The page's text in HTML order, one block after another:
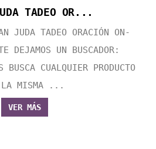
TADEO OR...
JUDA TADEO ORACIÓN ON-
DEJAMOS UN BUSCADOR:
BUSCA CUALQUIER PRODUCTO
LA MISMA ...
VER MÁS